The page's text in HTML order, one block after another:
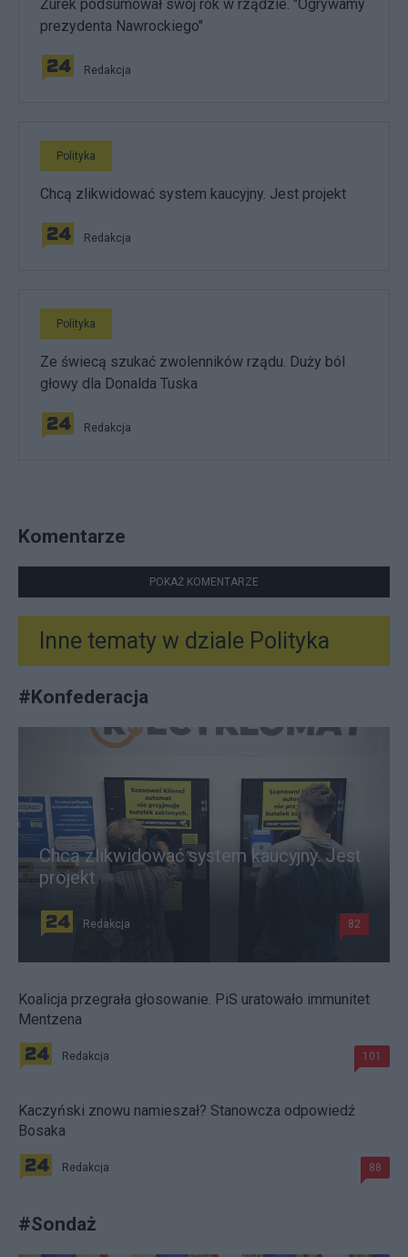
Żurek podsumował swój rok w rządzie. "Ogrywamy
prezydenta Nawrockiego"
Redakcja
Polityka
Chcą zlikwidować system kaucyjny. Jest projekt
Redakcja
Polityka
Ze świecą szukać zwolenników rządu. Duży ból
głowy dla Donalda Tuska
Redakcja
Komentarze
POKAŻ KOMENTARZE
Inne tematy w dziale Polityka
#Konfederacja
Chcą zlikwidować system kaucyjny. Jest
projekt
Redakcja 82
Koalicja przegrała głosowanie. PiS uratowało immunitet
Mentzena
Redakcja 101
Kaczyński znowu namieszał? Stanowcza odpowiedź
Bosaka
Redakcja 88
#Sondaż